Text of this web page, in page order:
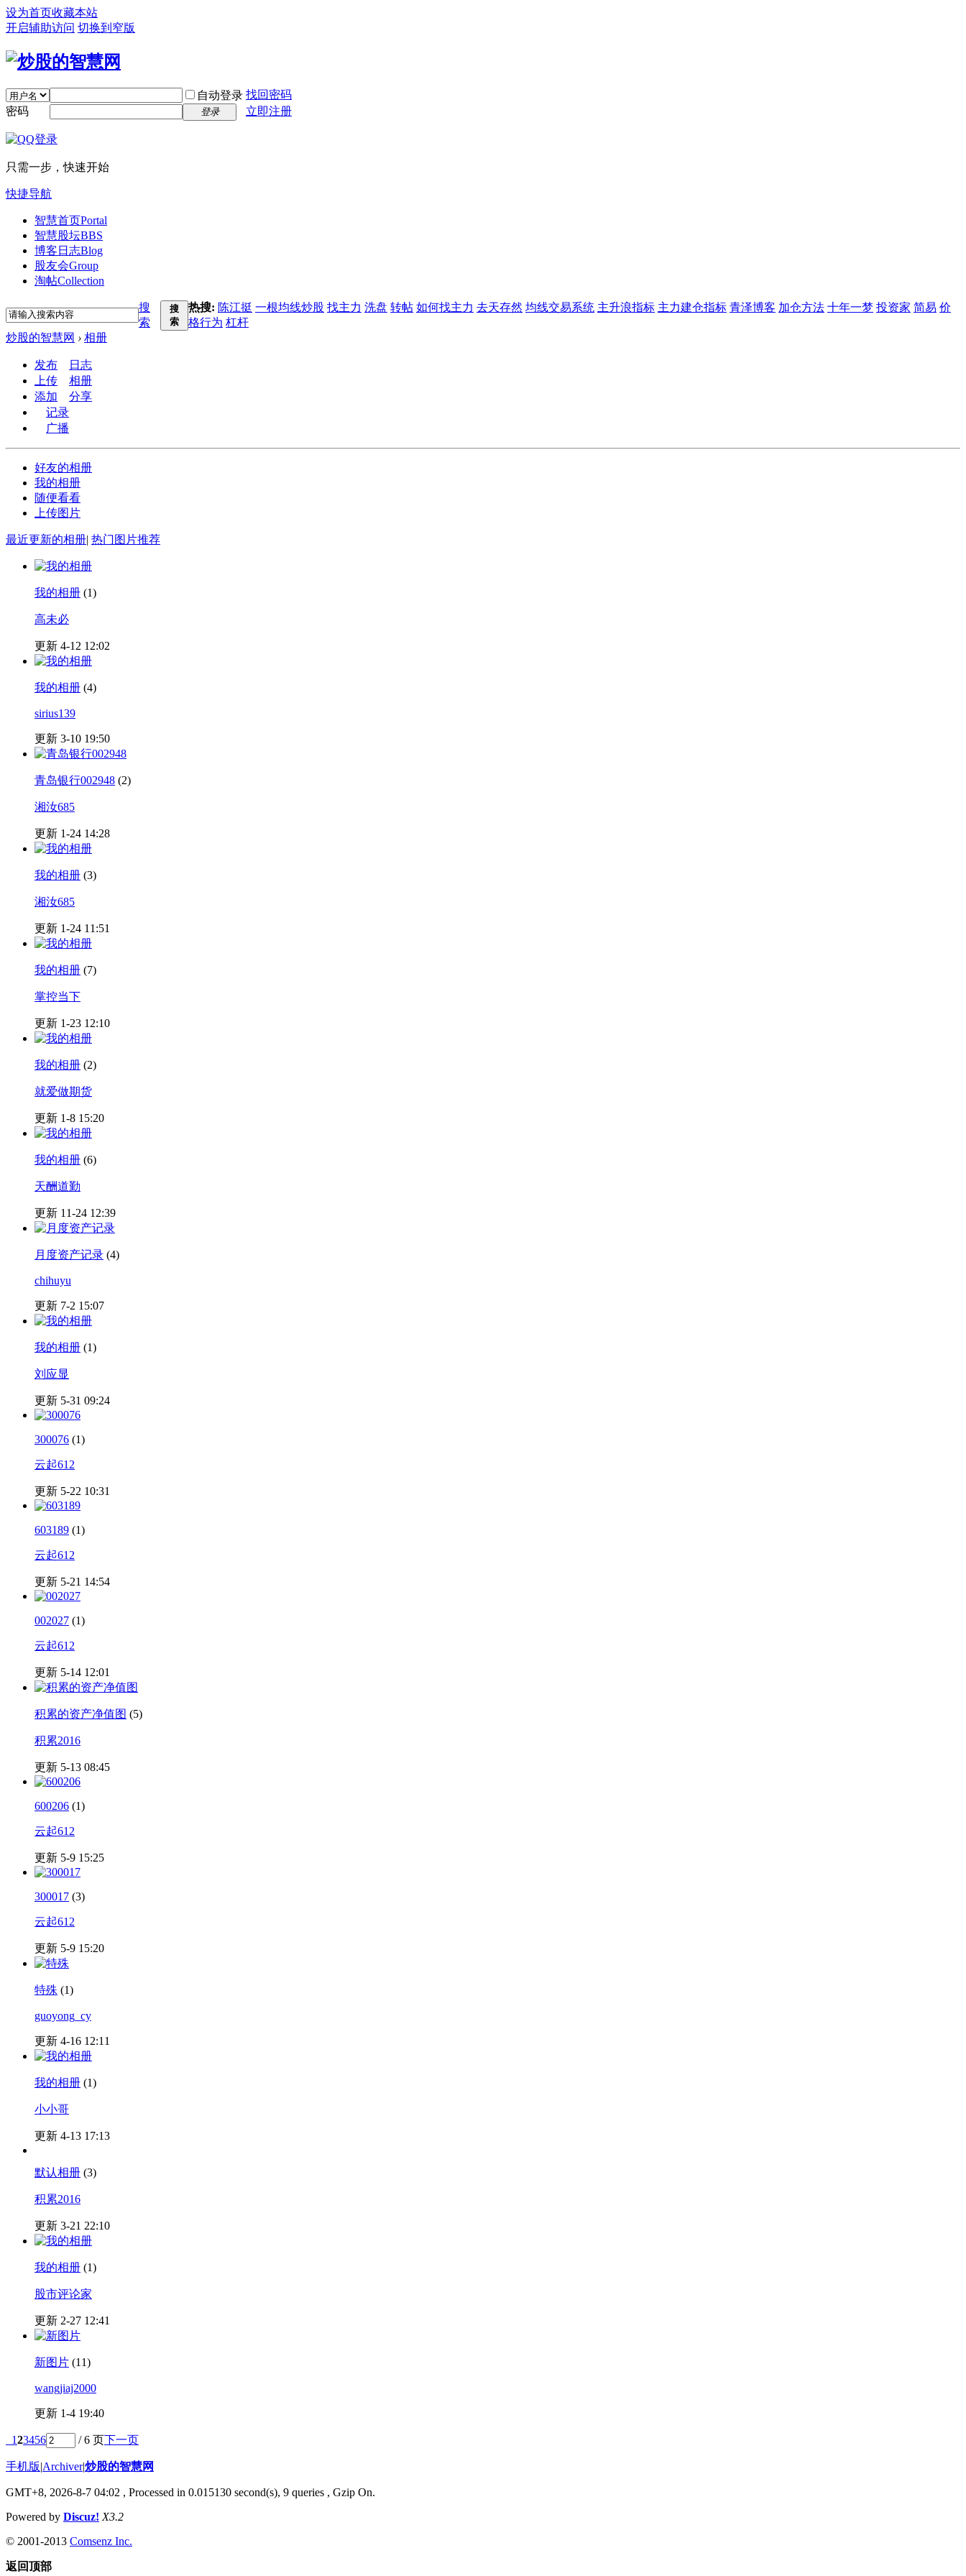
设为首页收藏本站
开启辅助访问 切换到窄版
自动登录 找回密码
密码
登录 立即注册
只需一步，快速开始
快捷导航
智慧首页Portal
智慧股坛BBS
博客日志Blog
股友会Group
淘帖Collection
搜
索
搜
索
热搜: 陈江挺 一根均线炒股 找主力 洗盘 转帖 如何找主力 去天存然 均线交易系统 主升浪指标 主力建仓指标 青泽博客 加仓方法 十年一梦 投资家 简易 价
格行为 杠杆
炒股的智慧网 › 相册
发布
日志
上传
相册
添加
分享
记录
广播
好友的相册
我的相册
随便看看
上传图片
最近更新的相册| 热门图片推荐
我的相册 (1)
高未必
更新 4-12 12:02
我的相册 (4)
sirius139
更新 3-10 19:50
青岛银行002948 (2)
湘汝685
更新 1-24 14:28
我的相册 (3)
湘汝685
更新 1-24 11:51
我的相册 (7)
掌控当下
更新 1-23 12:10
我的相册 (2)
就爱做期货
更新 1-8 15:20
我的相册 (6)
天酬道勤
更新 11-24 12:39
月度资产记录 (4)
chihuyu
更新 7-2 15:07
我的相册 (1)
刘应显
更新 5-31 09:24
300076 (1)
云起612
更新 5-22 10:31
603189 (1)
云起612
更新 5-21 14:54
002027 (1)
云起612
更新 5-14 12:01
积累的资产净值图 (5)
积累2016
更新 5-13 08:45
600206 (1)
云起612
更新 5-9 15:25
300017 (3)
云起612
更新 5-9 15:20
特殊 (1)
guoyong_cy
更新 4-16 12:11
我的相册 (1)
小小哥
更新 4-13 17:13
默认相册 (3)
积累2016
更新 3-21 22:10
我的相册 (1)
股市评论家
更新 2-27 12:41
新图片 (11)
wangjiaj2000
更新 1-4 19:40
123456 / 6 页下一页
手机版|Archiver|炒股的智慧网
GMT+8, 2026-8-7 04:02 , Processed in 0.015130 second(s), 9 queries , Gzip On.
Powered by Discuz! X3.2
© 2001-2013 Comsenz Inc.
返回顶部